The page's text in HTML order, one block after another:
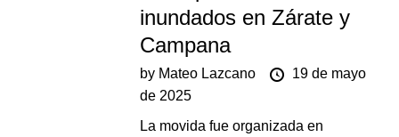
inundados en Zárate y
Campana
by Mateo Lazcano
19 de mayo
de 2025
La movida fue organizada en